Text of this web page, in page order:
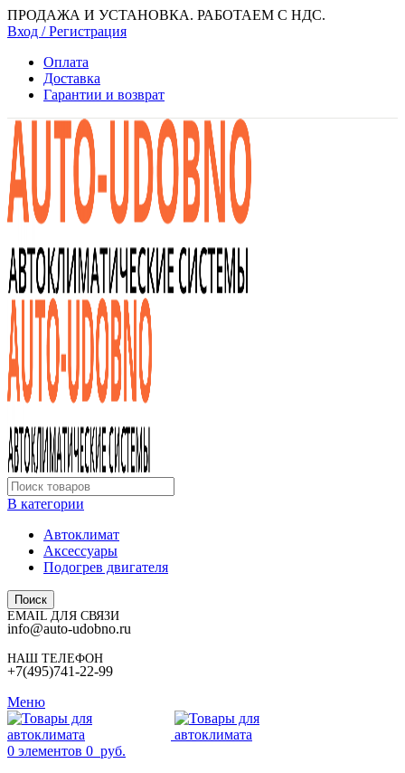
ПРОДАЖА И УСТАНОВКА. РАБОТАЕМ С НДС.
Вход / Регистрация
Оплата
Доставка
Гарантии и возврат
В категории
Автоклимат
Аксессуары
Подогрев двигателя
Поиск
EMAIL ДЛЯ СВЯЗИ
info@auto-udobno.ru
НАШ ТЕЛЕФОН
+7(495)741-22-99
Меню
0 элементов 0 руб.